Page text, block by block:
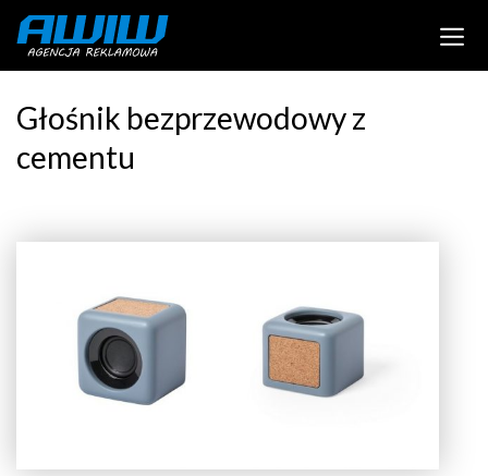
Głośnik bezprzewodowy z
cementu